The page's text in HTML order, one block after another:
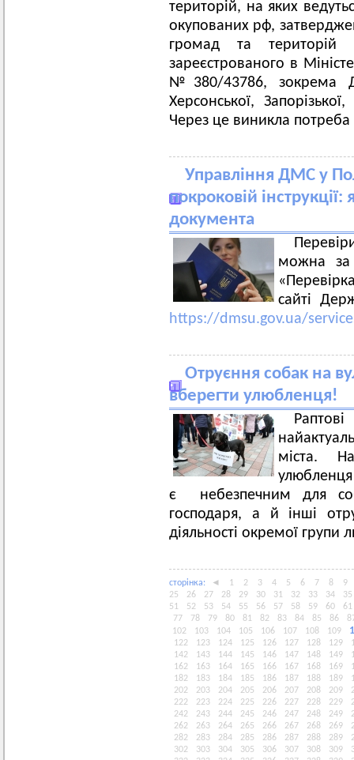
територій, на яких
окупованих рф,
громад та
зареєстрованого в
№380/43786, зокрема
Херсонської,
Через це виникла
Управління ДМС у
покроковій інструкції:
документа
можна за
сайті
https://dmsu.gov.ua/
Отруєння собак на
вберегти улюбленця!
міста.
є небезпечним для
господаря, а й інші
діяльності окремої групи
сторiнка: ◄ 1 2 3 4 5 6 7 8
9
25
26 27 28 29 30 31 32 33 34
35
51
52 53 54 55 56 57 58 59 60
61
77
78 79 80 81 82 83 84 85 86
102
103 104 105 106 107 108 109
122 123 124 125 126 127 128 129
142
143 144 145 146 147 148 149
162
163 164 165 166 167 168 169
182
183 184 185 186 187 188 189
202
203 204 205 206 207 208 209
222
223 224 225 226 227 228 229
242
243 244 245 246 247 248 249
262
263 264 265 266 267 268 269
282
283 284 285 286 287 288 289
302
303 304 305 306 307 308 309